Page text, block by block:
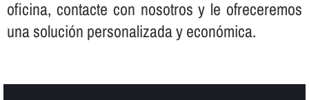
oficina, contacte con nosotros y le ofreceremos
una solución personalizada y económica.